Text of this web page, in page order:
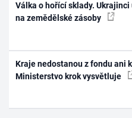
Válka o hořící sklady.
na zemědělské zásoby
Kraje nedostanou z fondu ani
Ministerstvo krok vysvětluje